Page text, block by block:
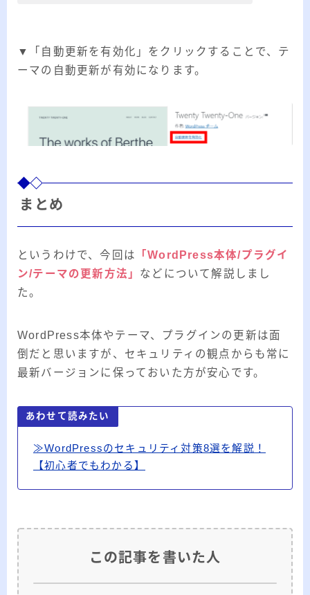
▼「自動更新を有効化」をクリックすることで、テ
ーマの自動更新が有効になります。
まとめ
というわけで、今回は
「WordPress本体/プラグイ
ン/テーマの更新方法」 などについて解説しまし
た。
WordPress本体やテーマ、プラグインの更新は面
倒だと思いますが、セキュリティの観点からも常に
最新バージョンに保っておいた方が安心です。
あわせて読みたい
≫WordPressのセキュリティ対策8選を解説！
【初心者でもわかる】
この記事を書いた人